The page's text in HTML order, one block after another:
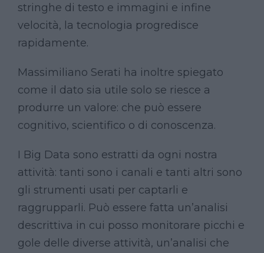
stringhe di testo e immagini e infine
velocità, la tecnologia progredisce
rapidamente.
Massimiliano Serati ha inoltre spiegato
come il dato sia utile solo se riesce a
produrre un valore: che può essere
cognitivo, scientifico o di conoscenza.
I Big Data sono estratti da ogni nostra
attività: tanti sono i canali e tanti altri sono
gli strumenti usati per captarli e
raggrupparli. Può essere fatta un’analisi
descrittiva in cui posso monitorare picchi e
gole delle diverse attività, un’analisi che